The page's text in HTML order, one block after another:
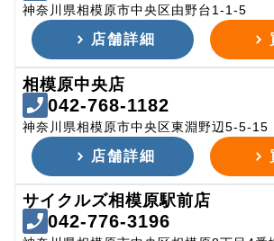
神奈川県相模原市中央区由野台1-1-5
店舗詳細
相模原中央店
042-768-1182
神奈川県相模原市中央区東淵野辺5-5-15
店舗詳細
サイクルズ相模原駅前店
042-776-3196